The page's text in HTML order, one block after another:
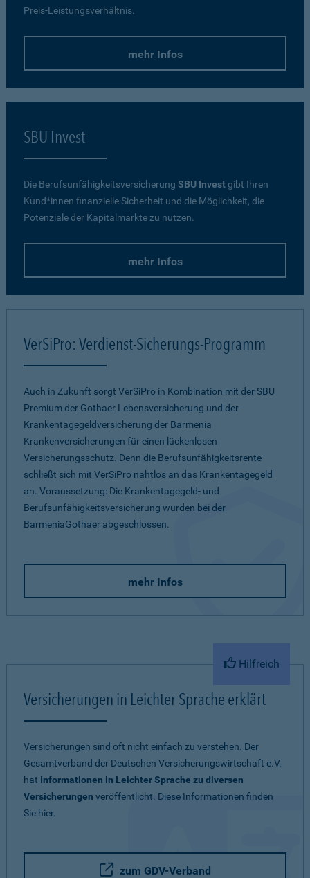
Preis-Leistungsverhältnis.
mehr Infos
SBU Invest
Die Berufsunfähigkeitsversicherung SBU Investgibt Ihren
Kund*innen finanzielle Sicherheit und die Möglichkeit, die
Potenziale der Kapitalmärkte zu nutzen.
mehr Infos
VerSiPro: Verdienst-Sicherungs-Programm
Auch in Zukunft sorgt VerSiPro in Kombination mit der SBU
Premium der Gothaer Lebensversicherung und der
Krankentagegeldversicherung der Barmenia
Krankenversicherungen für einen lückenlosen
Versicherungsschutz. Denn die Berufsunfähigkeitsrente
schließt sich mit VerSiPro nahtlos an das Krankentagegeld
an. Voraussetzung: Die Krankentagegeld- und
Berufsunfähigkeitsversicherung wurden bei der
BarmeniaGothaer abgeschlossen.
mehr Infos
Hilfreich
Versicherungen in Leichter Sprache erklärt
Versicherungen sind oft nicht einfach zu verstehen. Der
Gesamtverband der Deutschen Versicherungswirtschaft e.V.
hat Informationen in Leichter Sprache zu diversen
Versicherungen veröffentlicht. Diese Informationen finden
Sie hier.
zum GDV-Verband